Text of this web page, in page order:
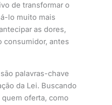
de transformar o
lo muito mais
as dores,
consumidor, antes
palavras-chave
da Lei. Buscando
oferta, como